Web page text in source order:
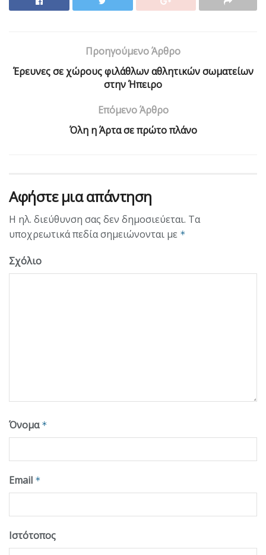
Προηγούμενο Άρθρο
Έρευνες σε χώρους φιλάθλων αθλητικών σωματείων
στην Ήπειρο
Επόμενο Άρθρο
Όλη η Άρτα σε πρώτο πλάνο
Αφήστε μια απάντηση
Η ηλ. διεύθυνση σας δεν δημοσιεύεται. Τα
υποχρεωτικά πεδία σημειώνονται με *
Σχόλιο
Όνομα *
Email *
Ιστότοπος